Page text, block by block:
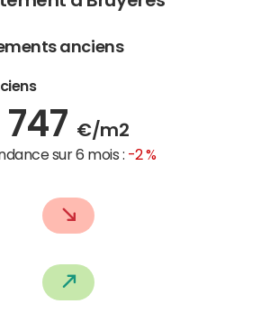
anciens
747 €/m2
sur 6 mois : -2 %